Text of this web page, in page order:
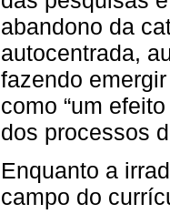
abandono da
autocentrada,
fazendo
como “um
dos processos
Enquanto a
campo do